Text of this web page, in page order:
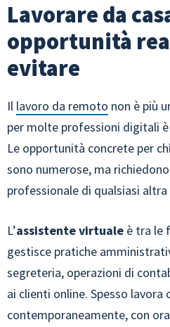
Lavorare da
opportunità
evitare
Il lavoro da remoto non è più
per molte professioni digitali
Le opportunità concrete per
sono numerose, ma
professionale di qualsiasi
L’assistente virtuale è tra le
gestisce pratiche
segreteria, operazioni di
ai clienti online. Spesso
contemporaneamente, con